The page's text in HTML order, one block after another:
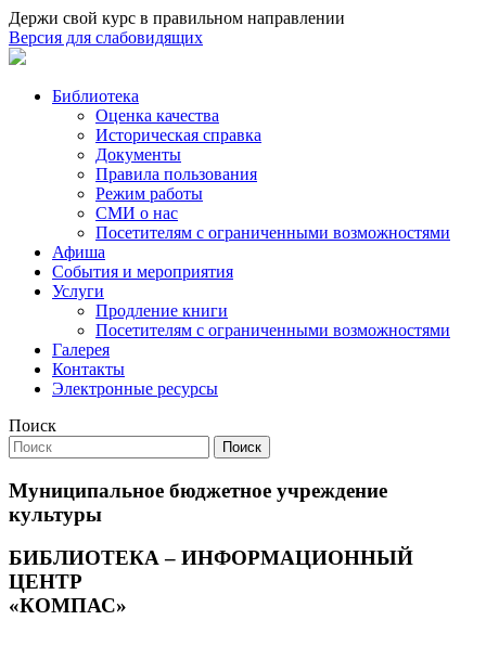
Держи свой курс в правильном направлении
Версия для слабовидящих
Библиотека
Оценка качества
Историческая справка
Документы
Правила пользования
Режим работы
СМИ о нас
Посетителям с ограниченными возможностями
Афиша
События и мероприятия
Услуги
Продление книги
Посетителям с ограниченными возможностями
Галерея
Контакты
Электронные ресурсы
Поиск
Поиск
Муниципальное бюджетное учреждение
культуры
БИБЛИОТЕКА – ИНФОРМАЦИОННЫЙ
ЦЕНТР
«КОМПАС»